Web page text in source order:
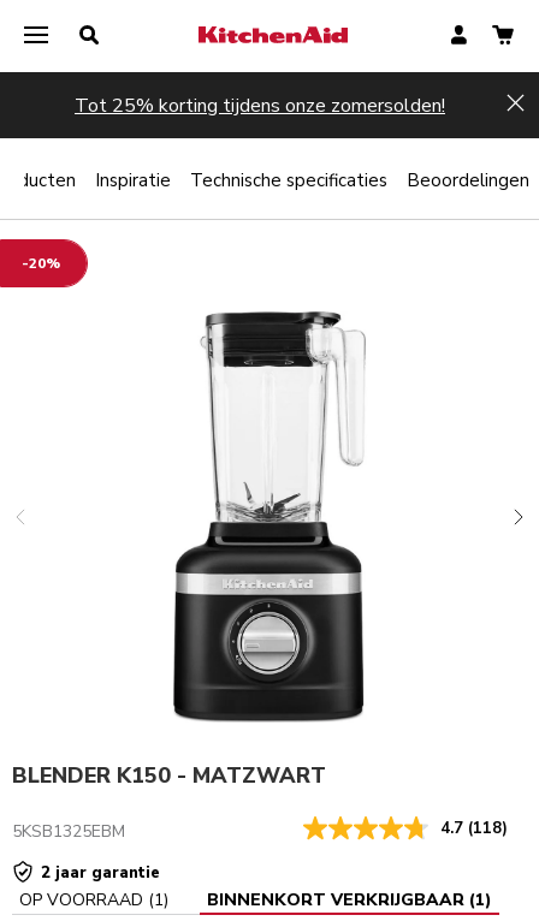
Tot 25% korting tijdens onze zomersolden!
-20%
BLENDER K150 - MATZWART
5KSB1325EBM 4.7 (118)
2 jaar garantie
OP VOORRAAD (1) BINNENKORT VERKRIJGBAAR (1)
Inspiratie Technische specificaties Beoordelingen